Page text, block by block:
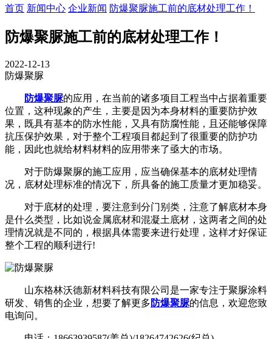
首页 新闻中心 企业新闻 防爆聚脲施工前的底材处理工作！
防爆聚脲施工前的底材处理工作！
2022-12-13
防爆聚脲
防爆聚脲的应用，在当前的诸多项目工程当中占据着重要
位置，这种现象的产生，主要是因为本身材料的重要防护效
果，既具有基本的防水性能，又具有防腐性能，且还能够保障
抗压保护效果，对于整个工程项目都起到了很重要的防护功
能，因此也就给材料材料的应用带来了亟大的市场。
对于防爆聚脲的施工应用，应当确保基本的底材处理情
况，底材处理标准的情况下，所具备的施工质量才更加稳妥。
对于底材的处理，要注意到分门别类，注意了解底材本身
是什么类型，比如说金属底材和混凝土底材，这两者之间的处
理情况就是不同的，根据具体需要来进行处理，这样才好保证
整个工程的顺利进行!
山东格林沃德新材料科技有限公司是一家专注于聚脲涂料
研发、销售的企业，想要了解更多 防爆聚脲的信息，欢迎您致
电询问。